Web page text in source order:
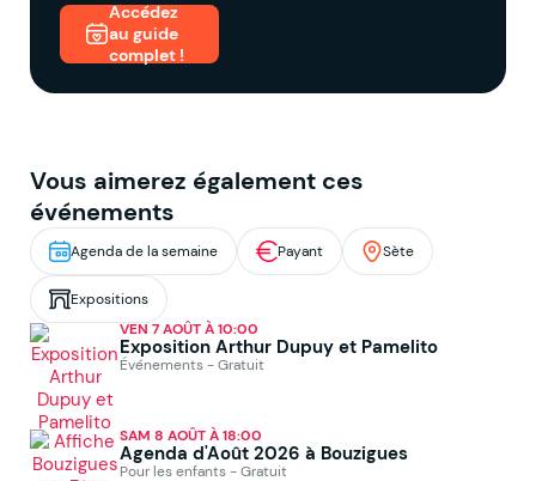
Accédez
au guide
complet !
Vous aimerez également ces
événements
Agenda de la semaine Payant Sète
Expositions
VEN 7 AOÛT À 10:00
Exposition Arthur Dupuy et Pamelito
Événements - Gratuit
SAM 8 AOÛT À 18:00
Agenda d'Août 2026 à Bouzigues
Pour les enfants - Gratuit